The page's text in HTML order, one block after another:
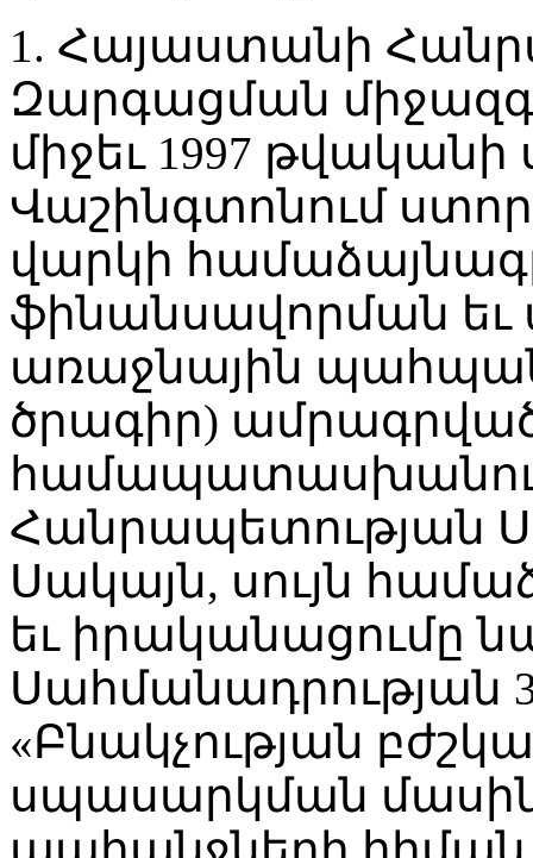
1. Հայաստանի
Զարգացման
միջեւ 1997
Վաշինգտոնում
վարկի
ֆինանսավորման եւ
առաջնային
ծրագիր)
Հանրապետության
Սակայն, սույն
եւ իրականացումը
Սահմանադրության
«Բնակչության
սպասարկման